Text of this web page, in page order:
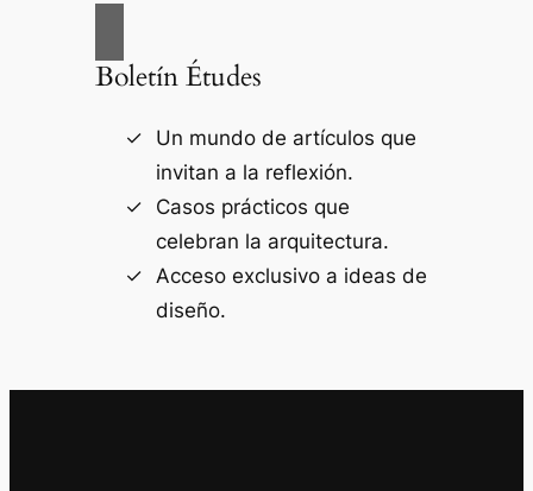
Boletín Études
Un mundo de artículos que
invitan a la reflexión.
Casos prácticos que
celebran la arquitectura.
Acceso exclusivo a ideas de
diseño.